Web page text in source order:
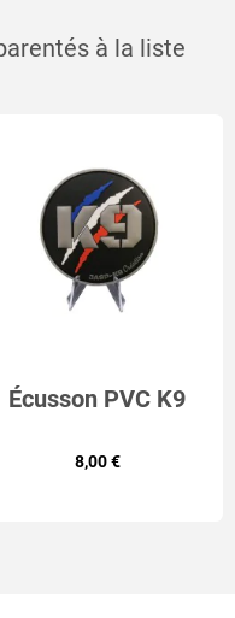
à la liste
Écusson PVC K9
GRIFFE
8,00 €